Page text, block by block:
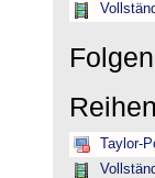
Folgen
Reihen
Taylor-